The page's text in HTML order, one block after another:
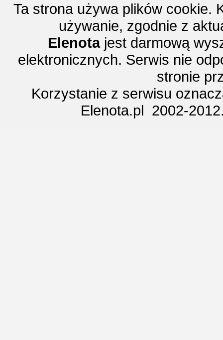
Ta strona używa plików cookie.
używanie, zgodnie z
Elenotajest darmową
elektronicznych. Serwis nie
stronie
Korzystanie z serwisu
Elenota.pl 2002-